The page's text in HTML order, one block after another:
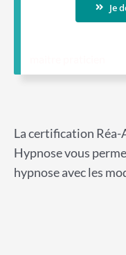
Je
La certification
Hypnose vous
hypnose avec les